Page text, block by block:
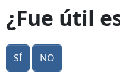
¿Fue útil
Sí No